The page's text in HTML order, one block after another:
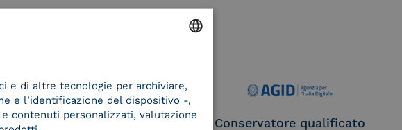
Service Provider e
Conservatore qualificato
ITALIAN
e di altre tecnologie per archiviare,
e l’identificazione del dispositivo -,
contenuti personalizzati, valutazione